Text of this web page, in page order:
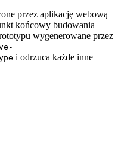
przez aplikację webową
końcowy budowania
wygenerowane przez
i odrzuca każde inne